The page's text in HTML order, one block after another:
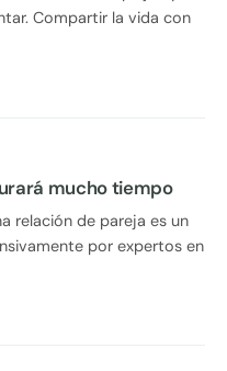
Compartir la vida con
mucho tiempo
relación de pareja es un
por expertos en